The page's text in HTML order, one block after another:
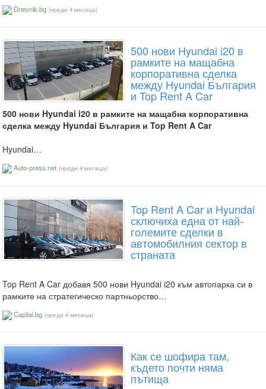
Dnevnik.bg (преди 4 месеца)
500 нови Hyundai i20 в
рамките на мащабна
корпоративна сделка
между Hyundai България
и Top Rent A Car
500 нови Hyundai i20 в рамките на мащабна корпоративна
сделка между Hyundai България и Top Rent A Car
Hyundai…
Auto-press.net (преди 4 месеца)
Top Rent A Car и Hyundai
сключиха една от най-
големите сделки в
автомобилния сектор в
страната
Top Rent A Car добавя 500 нови Hyundai i20 към автопарка си в
рамките на стратегическо партньорство…
Capital.bg (преди 4 месеца)
Как се шофира там,
където почти няма
пътища